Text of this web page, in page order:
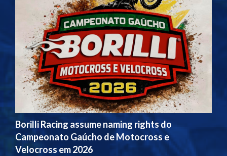
Borilli Racing assume naming rights do
Campeonato Gaúcho de Motocross e
Velocross em 2026